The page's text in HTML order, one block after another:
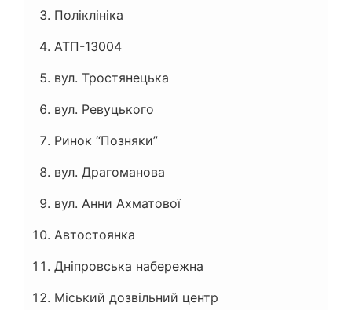
Поліклініка
АТП-13004
вул. Тростянецька
вул. Ревуцького
Ринок “Позняки”
вул. Драгоманова
вул. Анни Ахматової
Автостоянка
Дніпровська набережна
Міський дозвільний центр